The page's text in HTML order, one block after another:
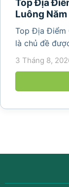
Top Địa
Luông
Top Địa Điểm
là chủ đề
hoạch khám
của Thanh
làng yên
3 Tháng 8,